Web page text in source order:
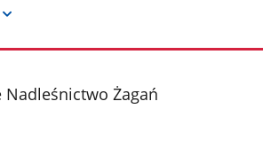
Nadleśnictwo Żagań